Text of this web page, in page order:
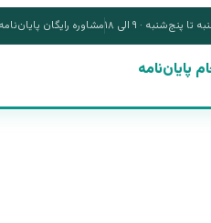
تا پنج‌شنبه · ۹ الی ۱۸ مشاوره رایگان پایان‌نامه
پایان‌نامه